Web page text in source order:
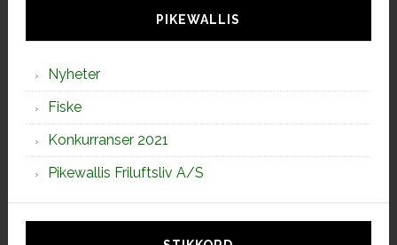
PIKEWALLIS
Nyheter
Fiske
Konkurranser 2021
Pikewallis Friluftsliv A/S